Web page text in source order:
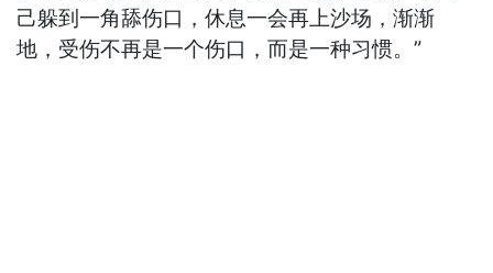
己躲到一角舔伤口，休息一会再上沙场，渐渐
地，受伤不再是一个伤口，而是一种习惯。”